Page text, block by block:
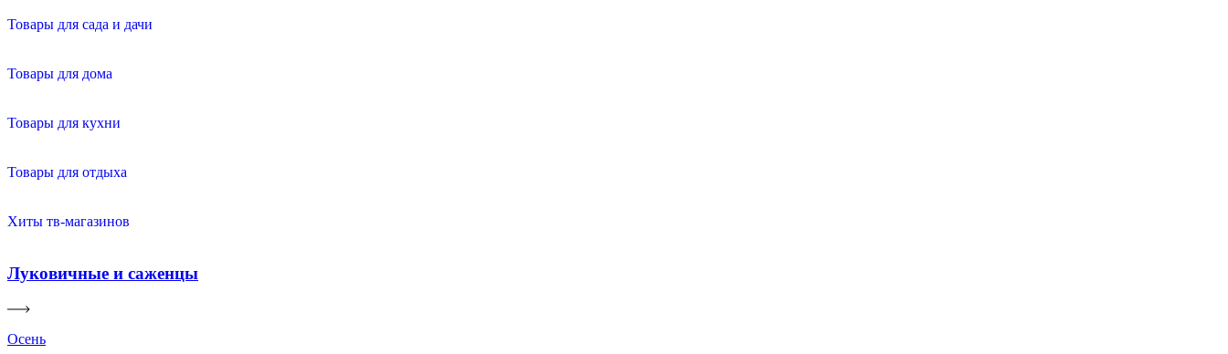
Товары для сада и дачи
Товары для дома
Товары для кухни
Товары для отдыха
Хиты тв-магазинов
Луковичные и саженцы
Осень